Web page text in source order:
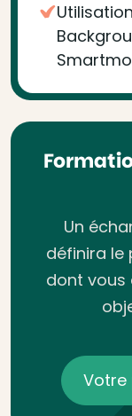
Un
définira le
dont vous
Votre